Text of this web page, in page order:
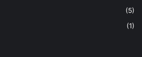
(5)
(1)